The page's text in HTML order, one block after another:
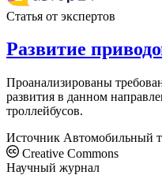
Статья от экспертов
Развитие
Проанализированы
развития в данном
троллейбусов.
Источник Автомобильный
Creative Commons
Научный журнал